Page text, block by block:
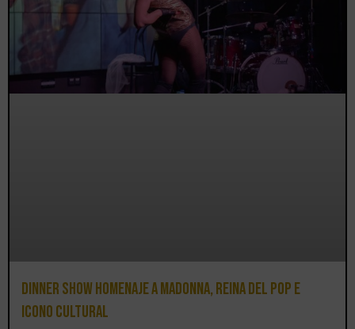
Dinner Show homenaje a Madonna, reina del pop e
icono cultural